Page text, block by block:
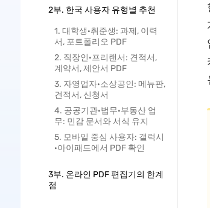
2부. 한국 사용자 유형별 추천
1. 대학생·취준생: 과제, 이력
서, 포트폴리오 PDF
2. 직장인·프리랜서: 견적서,
계약서, 제안서 PDF
3. 자영업자·소상공인: 메뉴판,
견적서, 신청서
4. 공공기관·법무·부동산 업
무: 민감 문서와 서식 유지
5. 모바일 중심 사용자: 갤럭시
·아이패드에서 PDF 확인
3부. 온라인 PDF 편집기의 한계
점